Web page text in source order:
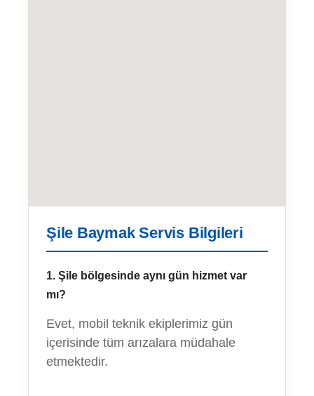
Şile Baymak Servis Bilgileri
1. Şile bölgesinde aynı gün hizmet var
mı?
Evet, mobil teknik ekiplerimiz gün
içerisinde tüm arızalara müdahale
etmektedir.